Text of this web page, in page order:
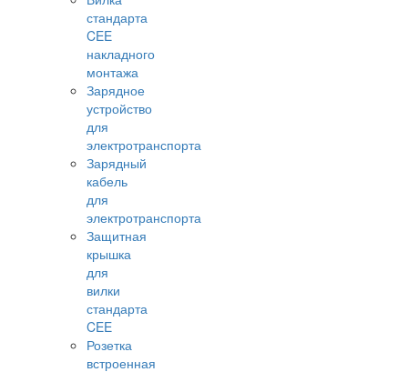
стандарта
CEE
накладного
монтажа
Зарядное
устройство
для
электротранспорта
Зарядный
кабель
для
электротранспорта
Защитная
крышка
для
вилки
стандарта
CEE
Розетка
встроенная